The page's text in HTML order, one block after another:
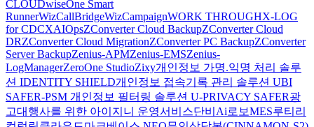
CLOUDwiseOne Smart
RunnerWizCallBridgeWizCampaignWORK THROUGHX-LOG
for CDCXAIOpsZConverter Cloud BackupZConverter Cloud
DRZConverter Cloud MigrationZConverter PC BackupZConverter
Server BackupZenius-APMZenius-EMSZenius-
LogManagerZeroOne StudioZixy개인정보 가명.익명 처리 솔루
션 IDENTITY SHIELD개인정보 접속기록 관리 솔루션 UBI
SAFER-PSM 개인정보 필터링 솔루션 U-PRIVACY SAFER광
고대행사를 위한 아이지니 운영서비스단비Ai로보MES루티 리